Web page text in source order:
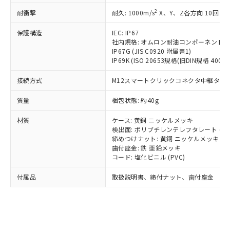
耐衝撃 耐久: 1000m/s2 X、Y、Z各方向 10回
保護構造
IEC: IP67
社内規格: オムロン耐油コンポーネント
IP67G (JIS C0920 附属書1)
IP69K (ISO 20653規格(旧DIN規格
接続方式 M12スマートクリックコネクタ中継タイ
質量 梱包状態: 約40g
材質
ケース: 黄銅 ニッケルメッキ
検出面: ポリブチレンテレフタレート
締めつけナット: 黄銅 ニッケルメッキ
歯付座金: 鉄 亜鉛メッキ
コード: 塩化ビニル (PVC)
付属品 取扱説明書、締付ナット、歯付座金
タに基づき作成されるものであり、閲
覧された時点での実際の在庫および標
準価格とは異なる場合があることをご
正式な納期状況および標準価格はお客
様のお取引先、またはお客様担当のオ
ムロン制御機器販売店・当社販売員に
オムロン制御機器販売店や当社販売拠
販売ネットワーク
」をご確認
在庫状況および標準価格結果を当社の
事前の承諾なく第三者に漏洩または開
示しないようお願いします。
マイパーツ機能（部品リスト作成サー
ビス）をご利用いただくには、I-Web
鉛(Pb) 1000ppm以下、 水銀(Hg) 1000ppm以下、 カド
ミウム(Cd) 100ppm以下、
六価クロム(Cr(Ⅵ)) 1000ppm以下、ポリ臭化ビフェニル
類(PBB) 1000ppm以下、ポリ臭化ジフェニルエーテル類
(PBDE) 1000ppm以下、フタル酸ビス(2-エチルヘキシ
ル) (DEHP)(別名：DOP) 1000ppm以下、フタル酸ブチ
ルベンジル（BBP） 1000ppm以下、フタル酸ジブチル
（DBP） 1000ppm以下、フタル酸ジイソブチル
(DIBP) 1000ppm以下
但し、RoHS指令で産業用監視および制御機器に対する
フタル酸エステル類の４物質については閾値を超える意
部品在庫の切り替え状況などにより、予定
月が前後することがあります。
*中国RoHS10物質の基準値 (GB/T26572)：
Pb(鉛) :1000ppm、 Hg(水銀) : 1000ppm、 Cd(カドミウ
ム) : 100ppm、
Cr(Ⅵ)(六価クロム) : 1000ppm、 PBBs(ポリ臭化ビフェ
ニル類) : 1000ppm、 PBDEs(ポリ臭化ジフェニルエーテ
DBP(フタル酸ジブチル) : 1000ppm、 DIBP(フタル酸ジ
イソブチル) : 1000ppm、 BBP(フタル酸ブチルベンジ
ル) : 1000ppm、
DEHP(フタル酸ビス(2-エチルヘキシル)) : 1000ppm
※2 環境保護使用期限
「ｅ」：有害物質（10物質）のすべてが基
準値以下であることを示します。
「10」：通常の使用状況下において有害物
質が外部に漏えいし、環境に深刻な影響を
及ぼさない年数を意味します。
「－」：未確認です。当社販売部門へお問
または国外への提供する場合は、日本
国政府の輸出許可(または役務取引許
可)を取得するなどの必要な手続きを
当社は規制貨物を破棄する場合は、完
全に破砕するなど、違法に輸出されな
いよう必要な手段を講じます。
当社は貴社製品を、核兵器、ミサイ
ル、化学兵器、生物兵器またはその他
武器並びにこれらの製造装置等に一切
使用いたしません。
当社は、貴社製品を第三者に販売する
場合は、上記1、2および3の内容を当
該第三者に通知します。また当社は、
販売先および販売に係わる関係者が違
法に輸出するおそれがある場合は、取
り引きをいたしません。
一定数以上の在庫あり
一定数には満たないが在庫あり
在庫なし(最新の在庫状況につ
いては、お客様のお取引先、ま
たはお客様担当のオムロン制御
機器販売店・当社販売員にご確
認ください)
受注生産機種、また在庫状況の
情報を公開していない機種